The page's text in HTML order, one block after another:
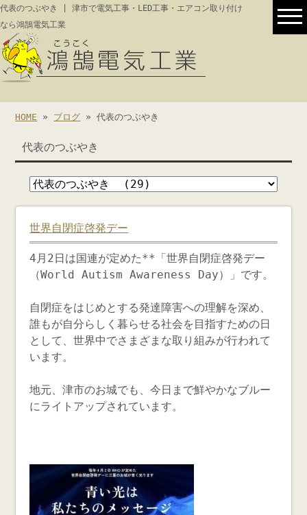
代表のつぶやき | 津市で電気工事・LED工事・エアコン取り付け
なら鴻鵠電気工業
HOME » ブログ » 代表のつぶやき
代表のつぶやき
世界自閉症啓発デー
4月2日は国連が定めた**「世界自閉症啓発デー
（World Autism Awareness Day）」です。
自閉症をはじめとする発達障害への理解を深め、
誰もが自分らしく暮らせる社会を目指すための日
として、世界中でさまざまな取り組みが行われて
います。
地元、津市のお城でも、今日まで鮮やかなブルー
にライトアップされています。